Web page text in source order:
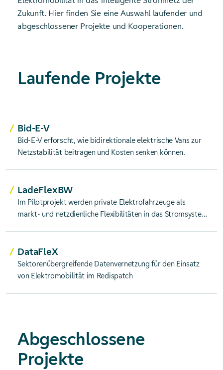
Zukunft. Hier finden Sie eine Auswahl laufender und
abgeschlossener Projekte und Kooperationen.
Laufende Projekte
Bid-E-V
Bid-E-V erforscht, wie bidirektionale elektrische Vans zur
Netzstabilität beitragen und Kosten senken können.
LadeFlexBW
Im Pilotprojekt werden private Elektrofahrzeuge als
markt- und netzdienliche Flexibilitäten in das Stromsystem
DataFleX
Sektorenübergreifende Datenvernetzung für den Einsatz
von Elektromobilität im Redispatch
Abgeschlossene
Projekte